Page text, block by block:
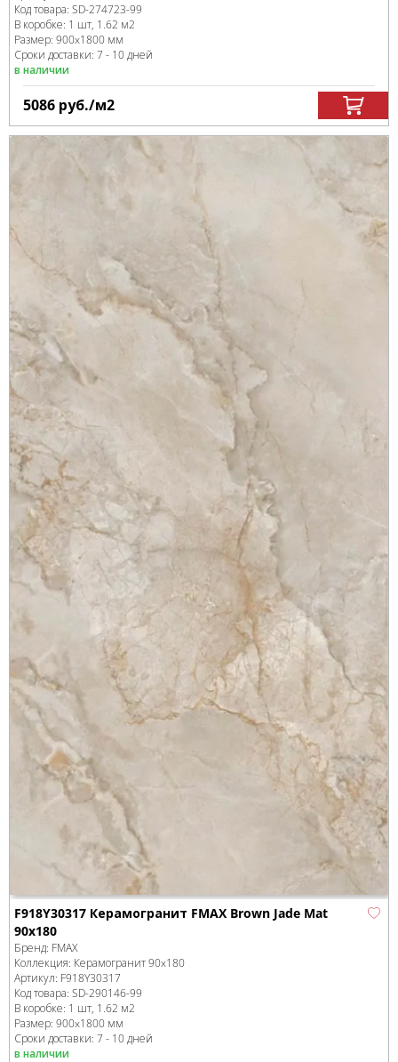
Код товара: SD-274723-99
В коробке: 1 шт, 1.62 м2
Размер: 900x1800 мм
Сроки доставки: 7 - 10 дней
в наличии
5086 руб./м2
F918Y30317 Керамогранит FMAX Brown Jade Mat
90x180
Бренд: FMAX
Коллекция: Керамогранит 90x180
Артикул: F918Y30317
Код товара: SD-290146-99
В коробке: 1 шт, 1.62 м2
Размер: 900x1800 мм
Сроки доставки: 7 - 10 дней
в наличии